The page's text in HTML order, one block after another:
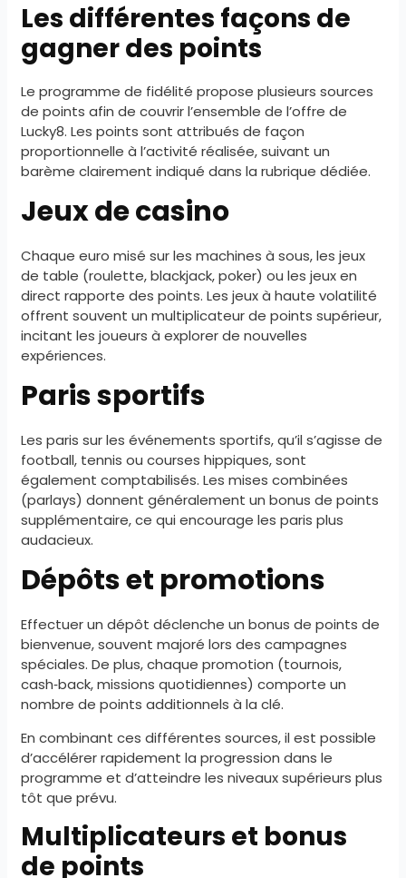
Les différentes façons de
gagner des points
Le programme de fidélité propose plusieurs sources
de points afin de couvrir l’ensemble de l’offre de
Lucky8. Les points sont attribués de façon
proportionnelle à l’activité réalisée, suivant un
barème clairement indiqué dans la rubrique dédiée.
Jeux de casino
Chaque euro misé sur les machines à sous, les jeux
de table (roulette, blackjack, poker) ou les jeux en
direct rapporte des points. Les jeux à haute volatilité
offrent souvent un multiplicateur de points supérieur,
incitant les joueurs à explorer de nouvelles
expériences.
Paris sportifs
Les paris sur les événements sportifs, qu’il s’agisse de
football, tennis ou courses hippiques, sont
également comptabilisés. Les mises combinées
(parlays) donnent généralement un bonus de points
supplémentaire, ce qui encourage les paris plus
audacieux.
Dépôts et promotions
Effectuer un dépôt déclenche un bonus de points de
bienvenue, souvent majoré lors des campagnes
spéciales. De plus, chaque promotion (tournois,
cash‑back, missions quotidiennes) comporte un
nombre de points additionnels à la clé.
En combinant ces différentes sources, il est possible
d’accélérer rapidement la progression dans le
programme et d’atteindre les niveaux supérieurs plus
tôt que prévu.
Multiplicateurs et bonus
de points